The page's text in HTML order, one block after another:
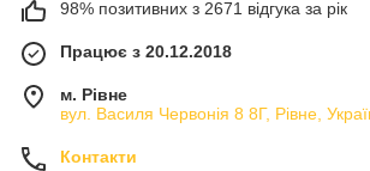
98% позитивних з 2671 відгука за рік
Працює з 20.12.2018
м. Рівне
вул. Василя Червонія 8 8Г, Рівне,
Контакти